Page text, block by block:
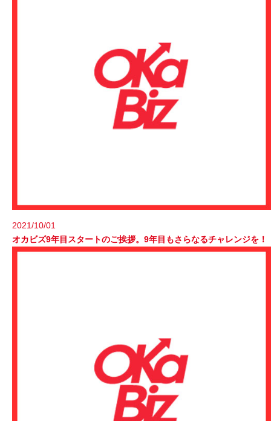
2021/10/01
オカビズ9年目スタートのご挨拶。9年目もさらなるチャレンジを！